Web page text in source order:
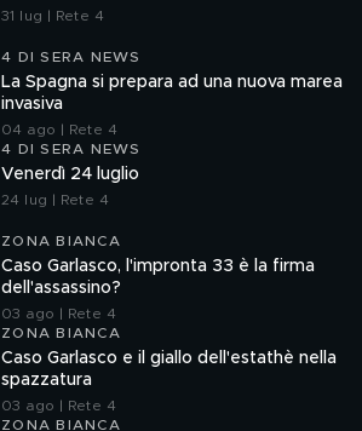
31 lug | Rete 4
4 DI SERA NEWS
La Spagna si prepara ad una nuova marea
invasiva
04 ago | Rete 4
4 DI SERA NEWS
Venerdì 24 luglio
24 lug | Rete 4
ZONA BIANCA
Caso Garlasco, l'impronta 33 è la firma
dell'assassino?
03 ago | Rete 4
ZONA BIANCA
Caso Garlasco e il giallo dell'estathè nella
spazzatura
03 ago | Rete 4
ZONA BIANCA